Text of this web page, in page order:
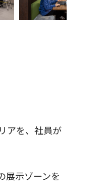
アを、社員が
展示ゾーンを